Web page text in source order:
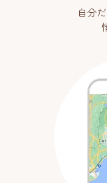
自分